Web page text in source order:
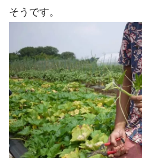
そうです。